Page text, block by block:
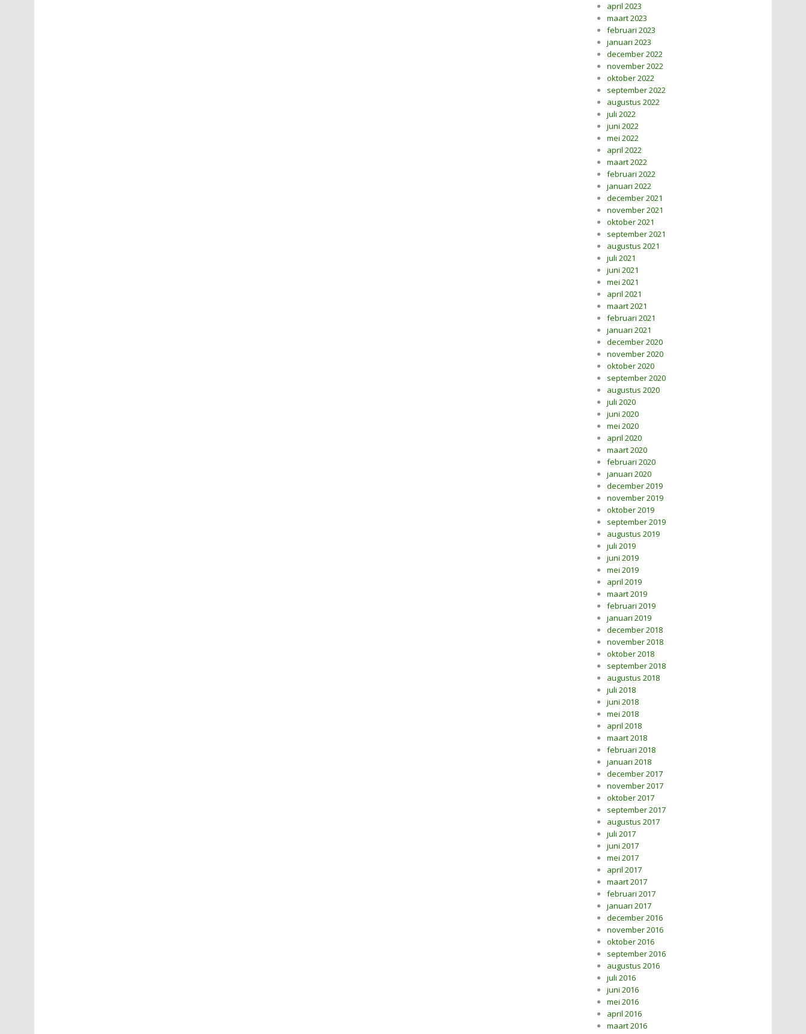
april 2023
maart 2023
februari 2023
januari 2023
december 2022
november 2022
oktober 2022
september 2022
augustus 2022
juli 2022
juni 2022
mei 2022
april 2022
maart 2022
februari 2022
januari 2022
december 2021
november 2021
oktober 2021
september 2021
augustus 2021
juli 2021
juni 2021
mei 2021
april 2021
maart 2021
februari 2021
januari 2021
december 2020
november 2020
oktober 2020
september 2020
augustus 2020
juli 2020
juni 2020
mei 2020
april 2020
maart 2020
februari 2020
januari 2020
december 2019
november 2019
oktober 2019
september 2019
augustus 2019
juli 2019
juni 2019
mei 2019
april 2019
maart 2019
februari 2019
januari 2019
december 2018
november 2018
oktober 2018
september 2018
augustus 2018
juli 2018
juni 2018
mei 2018
april 2018
maart 2018
februari 2018
januari 2018
december 2017
november 2017
oktober 2017
september 2017
augustus 2017
juli 2017
juni 2017
mei 2017
april 2017
maart 2017
februari 2017
januari 2017
december 2016
november 2016
oktober 2016
september 2016
augustus 2016
juli 2016
juni 2016
mei 2016
april 2016
maart 2016